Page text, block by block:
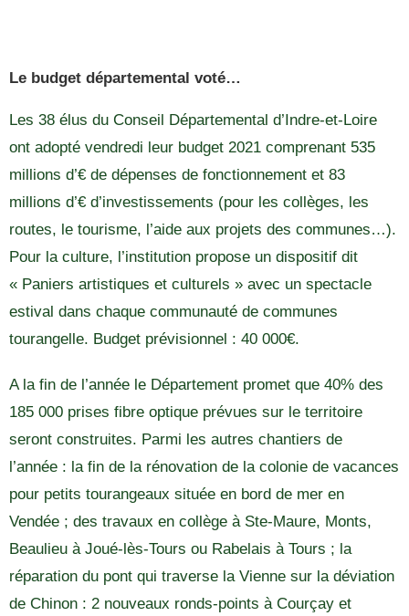
Le budget départemental voté…
Les 38 élus du Conseil Départemental d’Indre-et-Loire
ont adopté vendredi leur budget 2021 comprenant 535
millions d’€ de dépenses de fonctionnement et 83
millions d’€ d’investissements (pour les collèges, les
routes, le tourisme, l’aide aux projets des communes…).
Pour la culture, l’institution propose un dispositif dit
« Paniers artistiques et culturels » avec un spectacle
estival dans chaque communauté de communes
tourangelle. Budget prévisionnel : 40 000€.
A la fin de l’année le Département promet que 40% des
185 000 prises fibre optique prévues sur le territoire
seront construites. Parmi les autres chantiers de
l’année : la fin de la rénovation de la colonie de vacances
pour petits tourangeaux située en bord de mer en
Vendée ; des travaux en collège à Ste-Maure, Monts,
Beaulieu à Joué-lès-Tours ou Rabelais à Tours ; la
réparation du pont qui traverse la Vienne sur la déviation
de Chinon : 2 nouveaux ronds-points à Courçay et